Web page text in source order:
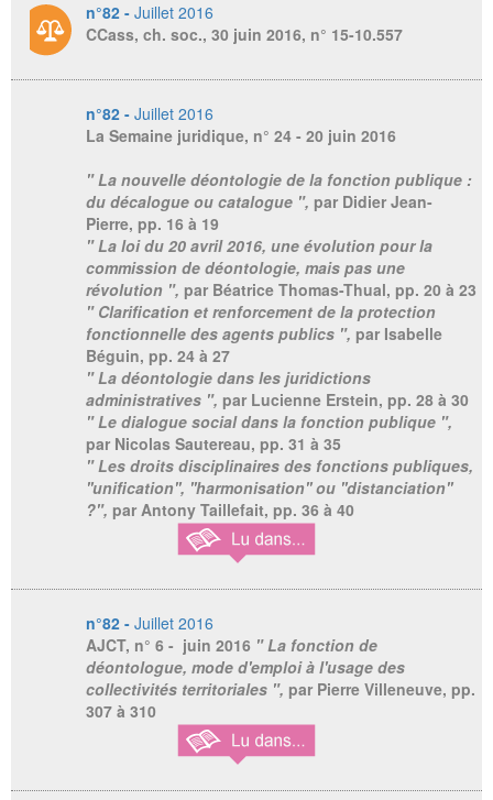
n°82 - Juillet 2016
CCass, ch. soc., 30 juin 2016, n° 15-10.557
n°82 - Juillet 2016
La Semaine juridique, n° 24 - 20 juin 2016
" La nouvelle déontologie de la fonction publique :
du décalogue ou catalogue ", par Didier Jean-
Pierre, pp. 16 à 19
" La loi du 20 avril 2016, une évolution pour la
commission de déontologie, mais pas une
révolution ", par Béatrice Thomas-Thual, pp. 20 à 23
" Clarification et renforcement de la protection
fonctionnelle des agents publics ", par Isabelle
Béguin, pp. 24 à 27
" La déontologie dans les juridictions
administratives ", par Lucienne Erstein, pp. 28 à 30
" Le dialogue social dans la fonction publique ",
par Nicolas Sautereau, pp. 31 à 35
" Les droits disciplinaires des fonctions publiques,
''unification'', ''harmonisation'' ou ''distanciation''
?", par Antony Taillefait, pp. 36 à 40
n°82 - Juillet 2016
AJCT, n° 6 - juin 2016 " La fonction de
déontologue, mode d'emploi à l'usage des
collectivités territoriales ", par Pierre Villeneuve, pp.
307 à 310